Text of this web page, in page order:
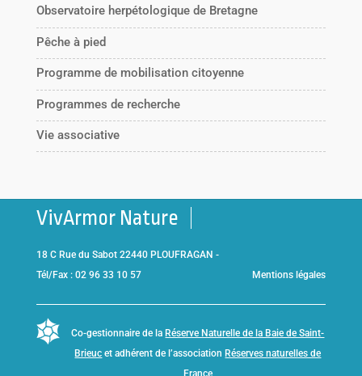
Observatoire herpétologique de Bretagne
Pêche à pied
Programme de mobilisation citoyenne
Programmes de recherche
Vie associative
VivArmor Nature
18 C Rue du Sabot 22440 PLOUFRAGAN -
Tél/Fax : 02 96 33 10 57
Mentions légales
Co-gestionnaire de la Réserve Naturelle de la Baie de Saint-
Brieuc et adhérent de l’association Réserves naturelles de